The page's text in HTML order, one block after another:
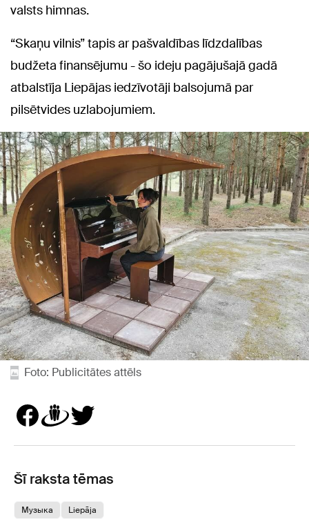
valsts himnas.
“Skaņu vilnis” tapis ar pašvaldības līdzdalības
budžeta finansējumu - šo ideju pagājušajā gadā
atbalstīja Liepājas iedzīvotāji balsojumā par
pilsētvides uzlabojumiem.
Foto: Publicitātes attēls
Šī raksta tēmas
Музыка Liepāja